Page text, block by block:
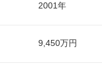
2001年
9,450万円